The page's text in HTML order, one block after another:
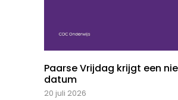
Paarse Vrijdag krijgt een
datum
20 juli 2026